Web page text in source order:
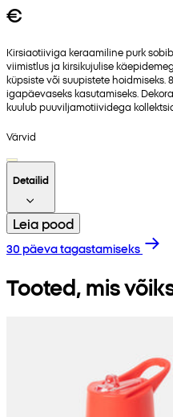
€
Kirsiaotiiviga keraamiline purk
viimistlus ja kirsikujulise
küpsiste või suupistete hoidmiseks.
igapäevaseks kasutamiseks.
kuulub puuviljamotiividega
Värvid
Detailid
Leia pood
30 päeva tagastamiseks
Tooted, mis